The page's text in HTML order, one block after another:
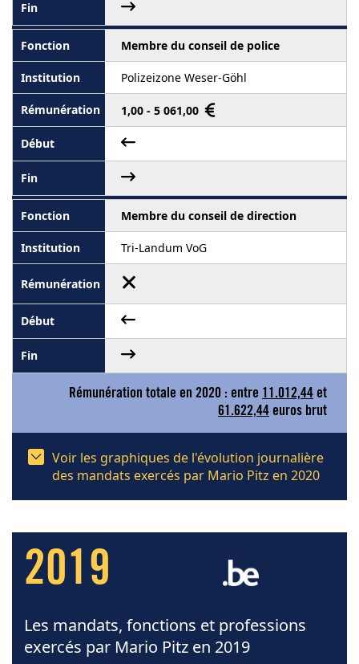
Membre du conseil de police
Polizeizone Weser-Göhl
1,00 - 5 061,00
Membre du conseil de direction
Tri-Landum VoG
Rémunération totale en 2020 : entre 11.012,44 et
61.622,44 euros brut
Voir les graphiques de l'évolution journalière
des mandats exercés par Mario Pitz en 2020
2019
Les mandats, fonctions et professions
exercés par Mario Pitz en 2019